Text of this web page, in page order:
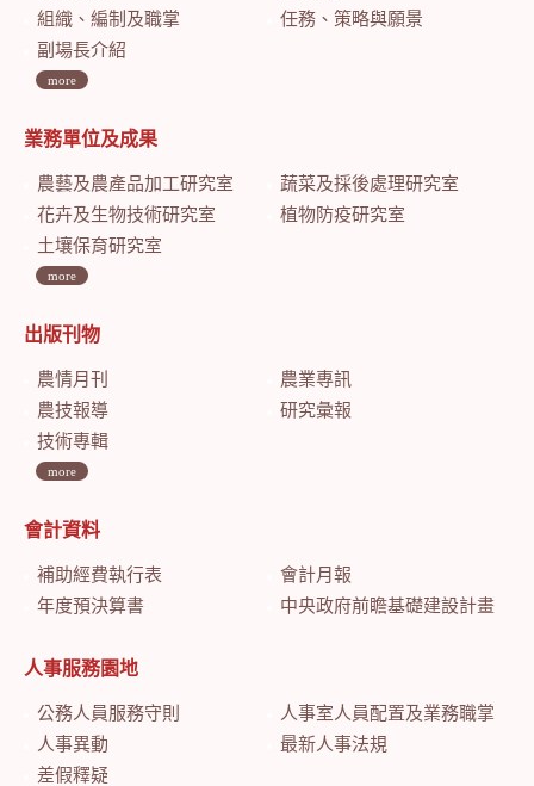
組織、編制及職掌
任務、策略與願景
副場長介紹
more
業務單位及成果
農藝及農產品加工研究室
蔬菜及採後處理研究室
花卉及生物技術研究室
植物防疫研究室
土壤保育研究室
more
出版刊物
農情月刊
農業專訊
農技報導
研究彙報
技術專輯
more
會計資料
補助經費執行表
會計月報
年度預決算書
中央政府前瞻基礎建設計畫特別預算會計月報
人事服務園地
公務人員服務守則
人事室人員配置及業務職掌
人事異動
最新人事法規
差假釋疑